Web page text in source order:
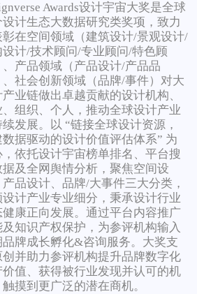
Awards设计宇宙大奖是全球
设计生态大数据研究类奖项，致力
彰在空间领域（建筑设计/景观设计/
设计/技术顾问/专业顾问/特色顾
、产品领域（产品设计/产品品
、社会创新领域（品牌/事件）对大
业链做出卓越贡献的设计机构、
、组织、个人，推动全球设计产业
发展。以 “链接全球设计资源，
据驱动的设计价值评估体系” 为
，依托设计宇宙榜单排名、平台搜
据及全网舆情分析，聚焦空间设
品设计、品牌/大事件三大分类，
设计产业专业细分，秉承设计行业
健康正向发展。通过平台内容推广
及知识产权保护，为参评机构输入
品牌成长孵化&咨询服务。大奖支
创并助力参评机构提升品牌数字化
价值、获得被行业发现并认可的机
摸到更广泛的潜在商机。